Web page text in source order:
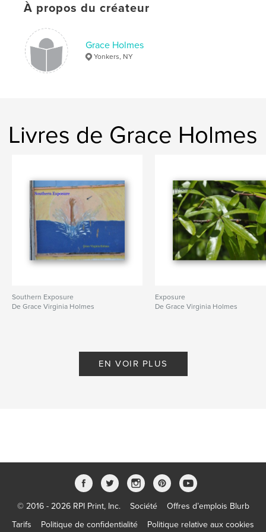
À propos du créateur
Grace Holmes
Yonkers, NY
Livres de Grace Holmes
Southern Exposure
De Grace Virginia Holmes
Exposure
De Grace Virginia Holmes
EN VOIR PLUS
© 2016 - 2026 RPI Print, Inc. Société
Offres d’emplois Blurb
Tarifs
Politique de confidentialité Politique relative aux cookies